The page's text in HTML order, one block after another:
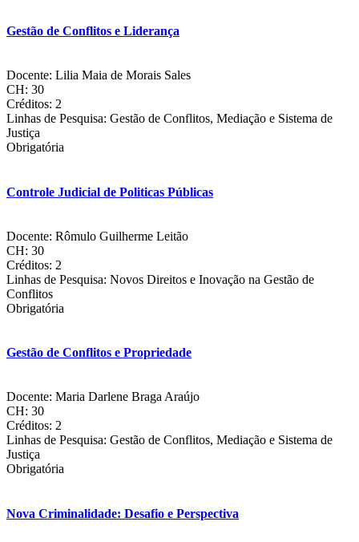
Gestão de Conflitos e Liderança
Docente: Lilia Maia de Morais Sales
CH: 30
Créditos: 2
Linhas de Pesquisa: Gestão de Conflitos, Mediação e Sistema de
Justiça
Obrigatória
Controle Judicial de Politicas Públicas
Docente: Rômulo Guilherme Leitão
CH: 30
Créditos: 2
Linhas de Pesquisa: Novos Direitos e Inovação na Gestão de
Conflitos
Obrigatória
Gestão de Conflitos e Propriedade
Docente: Maria Darlene Braga Araújo
CH: 30
Créditos: 2
Linhas de Pesquisa: Gestão de Conflitos, Mediação e Sistema de
Justiça
Obrigatória
Nova Criminalidade: Desafio e Perspectiva